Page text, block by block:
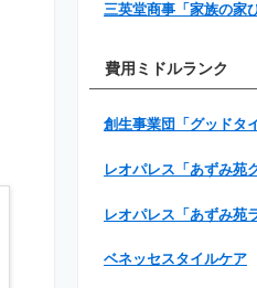
三英堂商事「家族の家
費用ミドルランク
創生事業団「グッドタ
レオパレス「あずみ苑
レオパレス「あずみ苑
ベネッセスタイルケア